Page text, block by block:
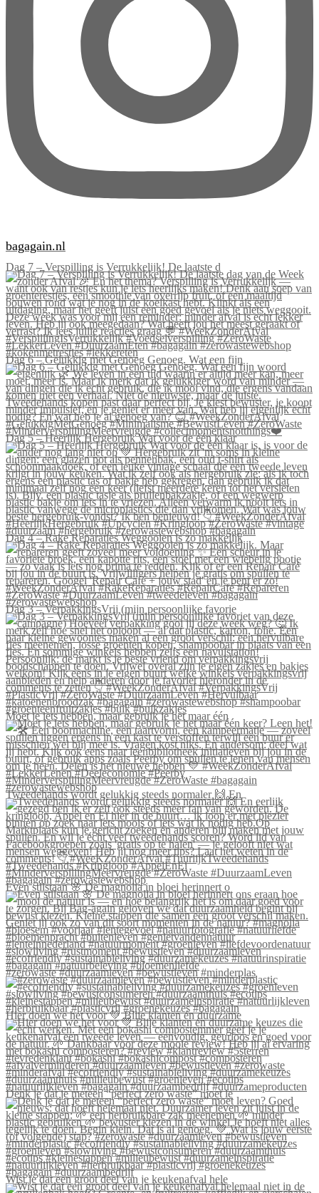
bagagain.nl
Dag 7 – Verspilling is Verrukkelijk! De laatste d
Dag 6 – Gelukkig met Genoeg Genoeg. Wat een fijn
Dag 5 – Heerlijk Hergebruik Wat voor de één klaar
Dag 4 – Rake Reparaties Weggooien is zo makkelijk
Dag 3 – VerpakkingsVrij (mijn persoonlijke favorie
Moet je iets hebben, maar gebruik je het maar één
Tweedehands wordt gelukkig steeds normaler 🙌 En
Even stilstaan 🌸 De magnolia in bloei herinnert o
#zerowaste #duurzaamleven #bewustleven #minderplas
Hier doen we het voor 💚 Blije klanten én duurzame
Denk je dat je meteen “perfect zero waste” moet le
Wist je dat een groot deel van je keukenafval hele